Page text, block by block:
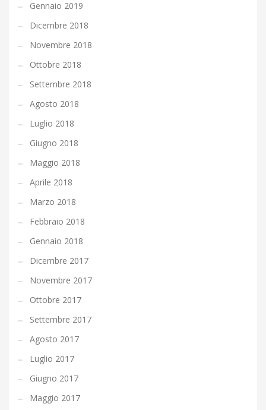
Gennaio 2019
Dicembre 2018
Novembre 2018
Ottobre 2018
Settembre 2018
Agosto 2018
Luglio 2018
Giugno 2018
Maggio 2018
Aprile 2018
Marzo 2018
Febbraio 2018
Gennaio 2018
Dicembre 2017
Novembre 2017
Ottobre 2017
Settembre 2017
Agosto 2017
Luglio 2017
Giugno 2017
Maggio 2017